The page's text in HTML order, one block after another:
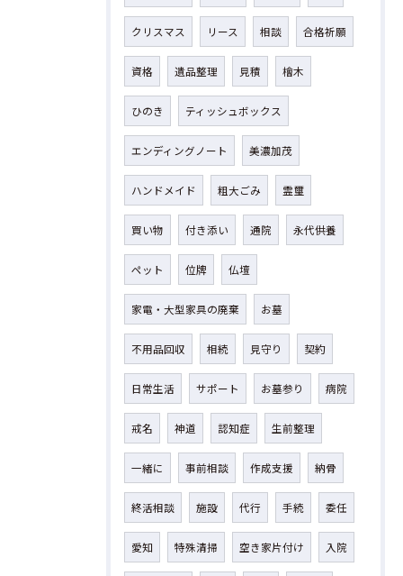
クリスマス リース 相談 合格祈願
資格 遺品整理 見積 檜木
ひのき ティッシュボックス
エンディングノート 美濃加茂
ハンドメイド 粗大ごみ 霊璽
買い物 付き添い 通院 永代供養
ペット 位牌 仏壇
家電・大型家具の廃棄 お墓
不用品回収 相続 見守り 契約
日常生活 サポート お墓参り 病院
戒名 神道 認知症 生前整理
一緒に 事前相談 作成支援 納骨
終活相談 施設 代行 手続 委任
愛知 特殊清掃 空き家片付け 入院